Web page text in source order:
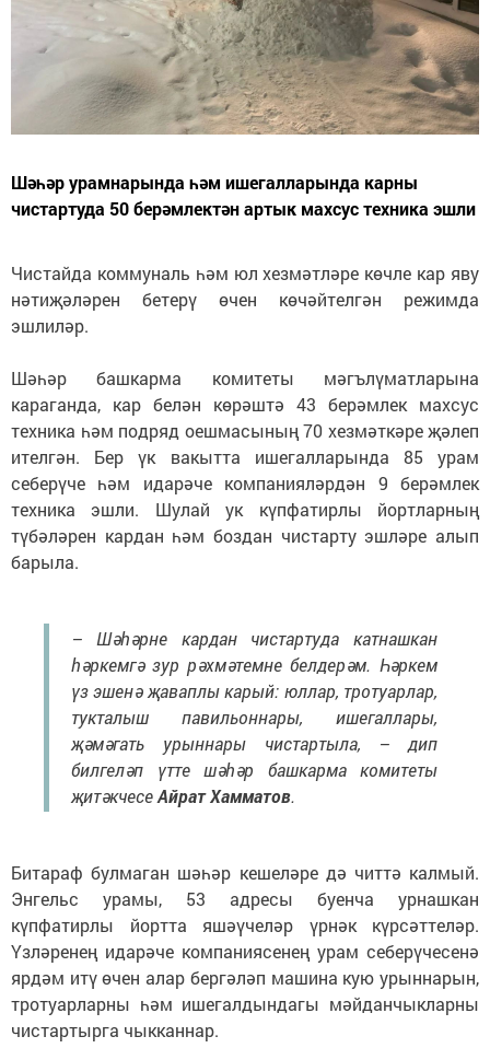
Шәһәр урамнарында һәм ишегалларында карны
чистартуда 50 берәмлектән артык махсус техника эшли
Чистайда коммуналь һәм юл хезмәтләре көчле кар яву
нәтиҗәләрен бетерү өчен көчәйтелгән режимда
эшлиләр.
Шәһәр башкарма комитеты мәгълүматларына
караганда, кар белән көрәштә 43 берәмлек махсус
техника һәм подряд оешмасының 70 хезмәткәре җәлеп
ителгән. Бер үк вакытта ишегалларында 85 урам
себерүче һәм идарәче компанияләрдән 9 берәмлек
техника эшли. Шулай ук күпфатирлы йортларның
түбәләрен кардан һәм боздан чистарту эшләре алып
барыла.
– Шәһәрне кардан чистартуда катнашкан
һәркемгә зур рәхмәтемне белдерәм. Һәркем
үз эшенә җаваплы карый: юллар, тротуарлар,
тукталыш павильоннары, ишегаллары,
җәмәгать урыннары чистартыла, – дип
билгеләп үтте шәһәр башкарма комитеты
җитәкчесеАйрат Хамматов.
Битараф булмаган шәһәр кешеләре дә читтә калмый.
Энгельс урамы, 53 адресы буенча урнашкан
күпфатирлы йортта яшәүчеләр үрнәк күрсәттеләр.
Үзләренең идарәче компаниясенең урам себерүчесенә
ярдәм итү өчен алар бергәләп машина кую урыннарын,
тротуарларны һәм ишегалдындагы мәйданчыкларны
чистартырга чыкканнар.